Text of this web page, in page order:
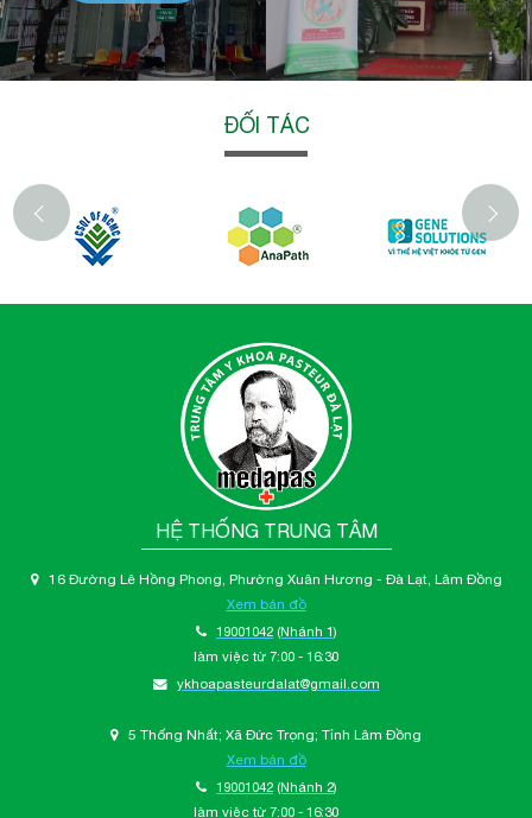
ĐỐI TÁC
‹
HỆ THỐNG TRUNG TÂM
16 Đường Lê Hồng Phong, Phường Xuân Hương - Đà Lạt, Lâm Đồng
Xem bản đồ
19001042 (Nhánh 1)
làm việc từ 7:00 - 16:30
ykhoapasteurdalat@gmail.com
5 Thống Nhất; Xã Đức Trọng; Tỉnh Lâm Đồng
Xem bản đồ
19001042 (Nhánh 2)
làm việc từ 7:00 - 16:30